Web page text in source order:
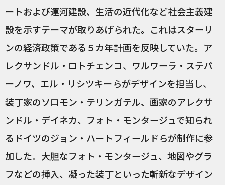
ートおよび運河建設、生活の近代化など社会主義建
設を示すテーマが取りあげられた。これはスターリ
ンの経済政策である５カ年計画を反映していた。ア
レクサンドル・ロトチェンコ、ワルワーラ・ステパ
ーノワ、エル・リシツキーらがデザインを担当し、
装丁家のソロモン・テリンガテル、画家のアレクサ
ンドル・デイネカ、フォト・モンタージュで知られ
るドイツのジョン・ハートフィールドらが制作に参
加した。大胆なフォト・モンタージュ、地図やグラ
フなどの挿入、凝った装丁といった斬新なデザイン